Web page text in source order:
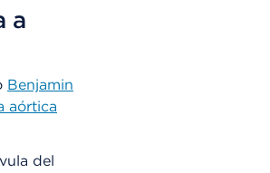
a
Benjamin
aórtica
del